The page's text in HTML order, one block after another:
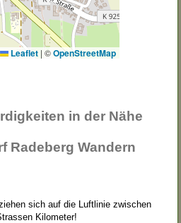
Leaflet | ©OpenStreetMap
in der Nähe
Radeberg Wandern
sich auf die Luftlinie zwischen
Kilometer!